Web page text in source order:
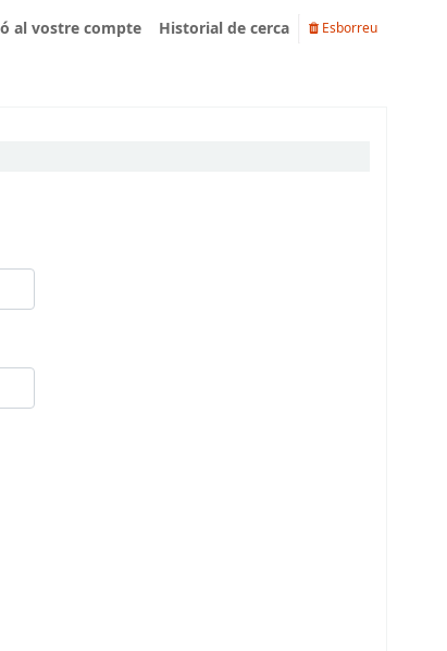
al vostre compte Historial de cerca Esborreu